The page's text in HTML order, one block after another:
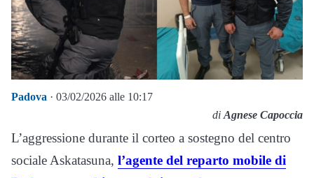
Padova · 03/02/2026 alle 10:17
di Agnese Capoccia
L’aggressione durante il corteo a sostegno del centro
sociale Askatasuna, l’agente del reparto mobile di